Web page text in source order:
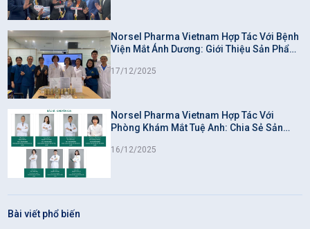
Norsel Pharma Vietnam Hợp Tác Với Bệnh
Viện Mắt Ánh Dương: Giới Thiệu Sản Phẩm
Thị Lực
17/12/2025
Norsel Pharma Vietnam Hợp Tác Với
Phòng Khám Mắt Tuệ Anh: Chia Sẻ Sản
16/12/2025
Bài viết phổ biến